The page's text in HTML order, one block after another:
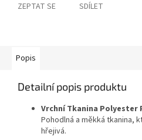
ZEPTAT SE SDÍLET
Popis
Detailní popis produktu
Vrchní Tkanina Polyester
Pohodlná a měkká tkanina,
hřejivá.